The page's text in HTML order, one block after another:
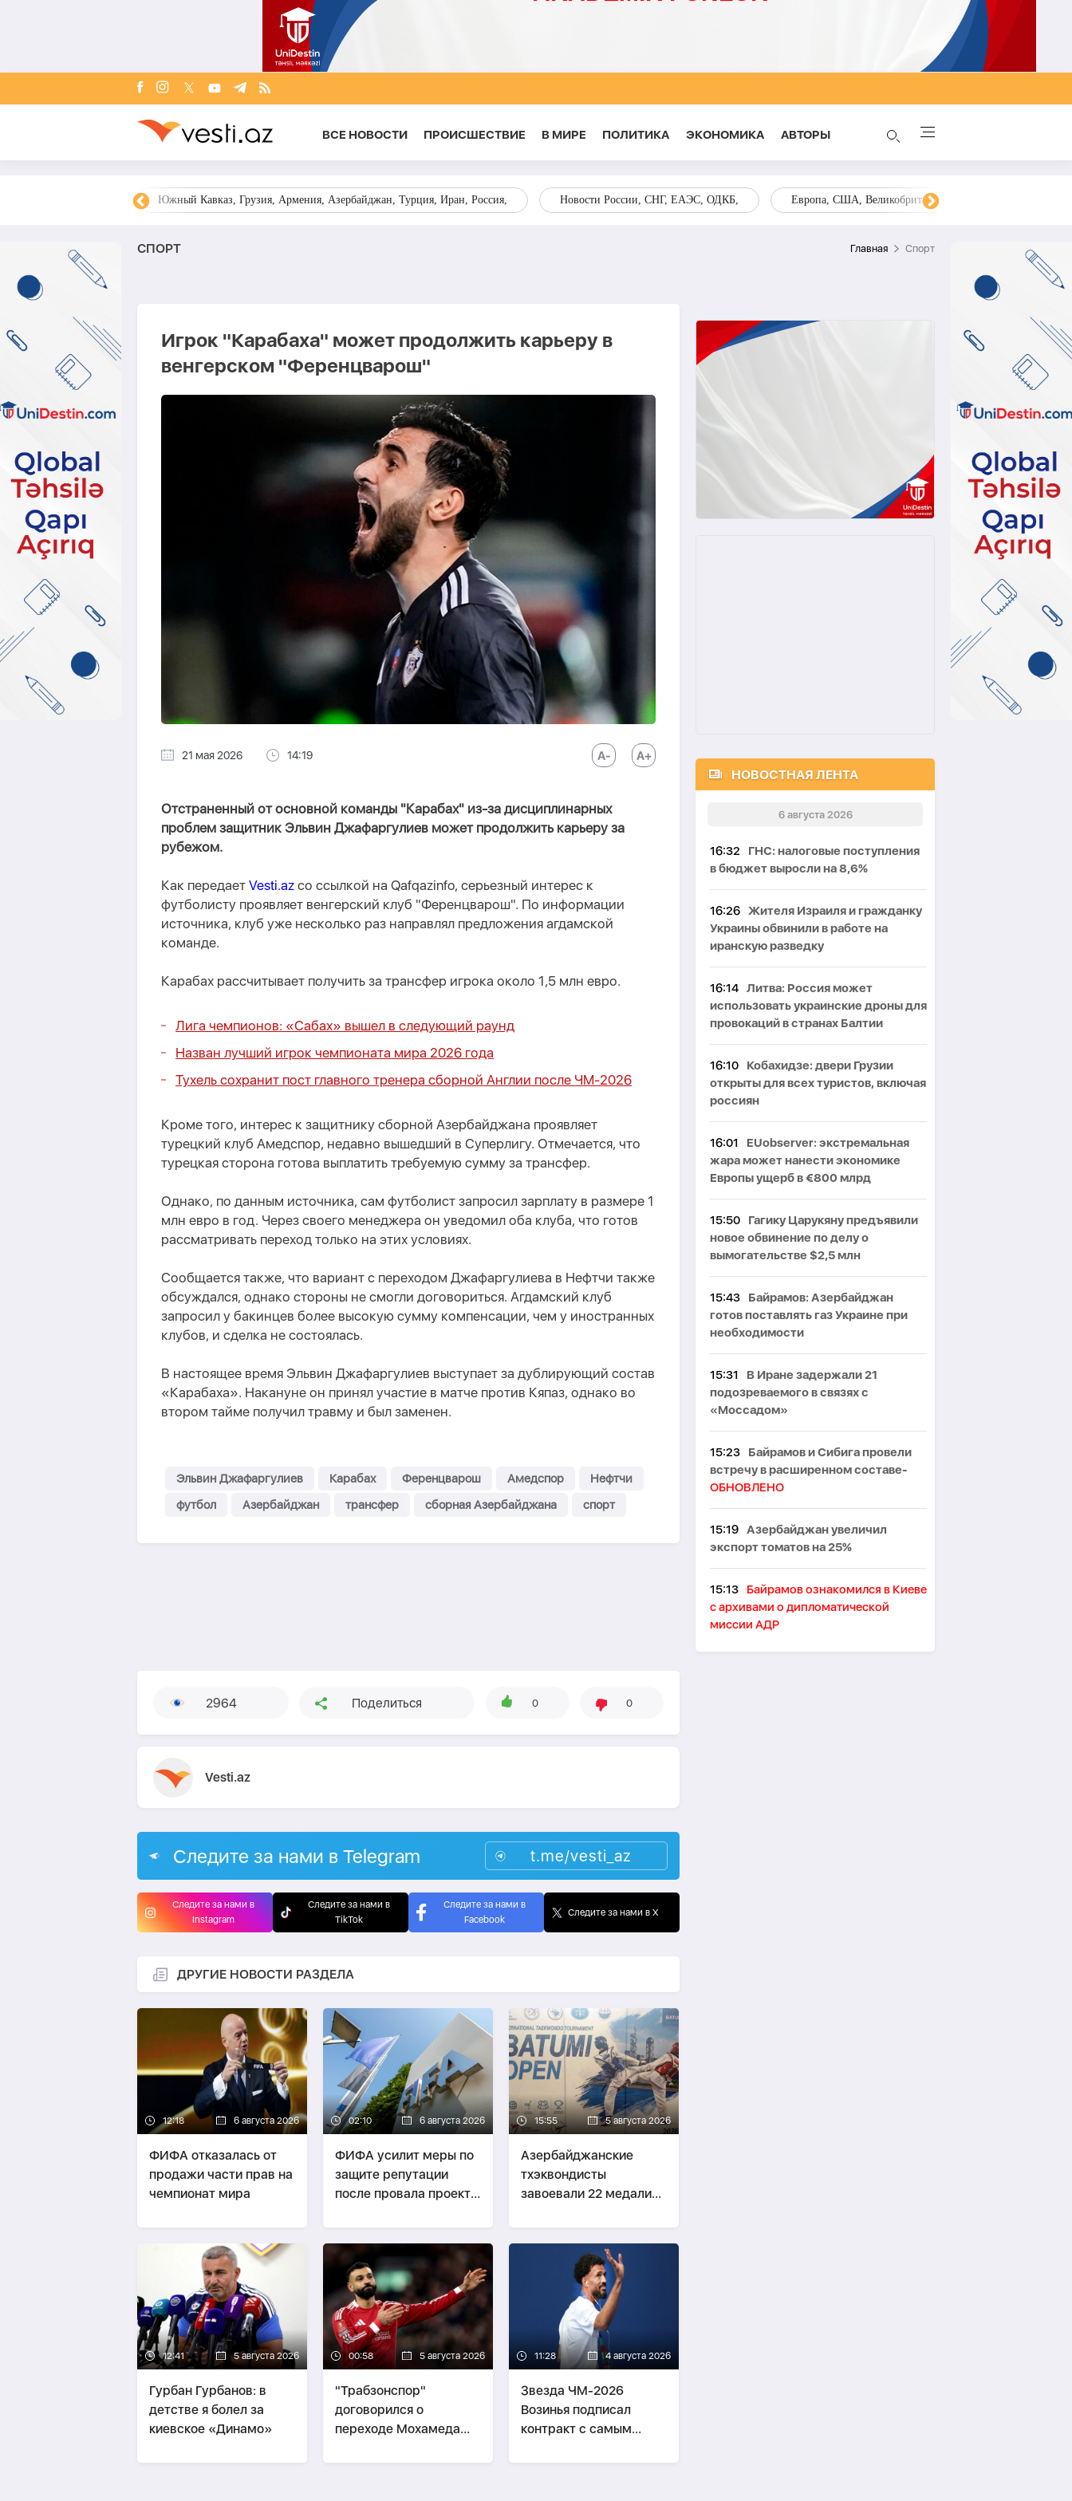
ВСЕ НОВОСТИ ПРОИСШЕСТВИЕ В МИРЕ ПОЛИТИКА ЭКОНОМИКА AВТОРЫ
Южный Кавказ, Грузия, Армения, Азербайджан, Турция, Иран, Россия, Новости России, СНГ, ЕАЭС, ОДКБ, Европа, США, Великобритания, Украина, Запад,
СПОРТ Главная Спорт
Игрок "Карабаха" может продолжить карьеру в
венгерском "Ференцварош"
21 мая 2026 14:19
Отстраненный от основной команды "Карабах" из-за дисциплинарных
проблем защитник Эльвин Джафаргулиев может продолжить карьеру за
рубежом.
Как передает Vesti.az со ссылкой на Qafqazinfo, серьезный интерес к
футболисту проявляет венгерский клуб "Ференцварош". По информации
источника, клуб уже несколько раз направлял предложения агдамской
команде.
Карабах рассчитывает получить за трансфер игрока около 1,5 млн евро.
Лига чемпионов: «Сабах» вышел в следующий раунд
Назван лучший игрок чемпионата мира 2026 года
Тухель сохранит пост главного тренера сборной Англии после ЧМ-2026
Кроме того, интерес к защитнику сборной Азербайджана проявляет
турецкий клуб Амедспор, недавно вышедший в Суперлигу. Отмечается, что
турецкая сторона готова выплатить требуемую сумму за трансфер.
Однако, по данным источника, сам футболист запросил зарплату в размере 1
млн евро в год. Через своего менеджера он уведомил оба клуба, что готов
рассматривать переход только на этих условиях.
Сообщается также, что вариант с переходом Джафаргулиева в Нефтчи также
обсуждался, однако стороны не смогли договориться. Агдамский клуб
запросил у бакинцев более высокую сумму компенсации, чем у иностранных
клубов, и сделка не состоялась.
В настоящее время Эльвин Джафаргулиев выступает за дублирующий состав
«Карабаха». Накануне он принял участие в матче против Кяпаз, однако во
втором тайме получил травму и был заменен.
Эльвин Джафаргулиев Карабах Ференцварош Амедспор
Нефтчи
футбол
Азербайджан трансфер сборная Азербайджана спорт
2964 Поделиться 0 0
Vesti.az
Следите за нами в Telegram t.me/vesti_az
Следите за нами в
Instagram
Следите за нами в
TikTok
Следите за нами в
Facebook
Следите за нами в X
ДРУГИЕ НОВОСТИ РАЗДЕЛА
12:18 6 августа 2026
ФИФА отказалась от
продажи части прав на
чемпионат мира
02:10 6 августа 2026
ФИФА усилит меры по
защите репутации
после провала проекта
15:55 5 августа 2026
Азербайджанские
тхэквондисты
завоевали 22 медали
12:41 5 августа 2026
Гурбан Гурбанов: в
детстве я болел за
киевское «Динамо»
00:58 5 августа 2026
"Трабзонспор"
договорился о
переходе Мохамеда
11:28 4 августа 2026
Звезда ЧМ-2026
Возинья подписал
контракт с самым
Чили
НОВОСТНАЯ ЛЕНТА
6 августа 2026
16:32
ГНС: налоговые поступления
в бюджет выросли на 8,6%
16:26 Жителя Израиля и гражданку
Украины обвинили в работе на
иранскую разведку
16:14 Литва: Россия может
использовать украинские дроны для
провокаций в странах Балтии
16:10
Кобахидзе: двери Грузии
открыты для всех туристов, включая
россиян
16:01
EUobserver: экстремальная
жара может нанести экономике
Европы ущерб в €800 млрд
15:50
Гагику Царукяну предъявили
новое обвинение по делу о
вымогательстве $2,5 млн
15:43
Байрамов: Азербайджан
готов поставлять газ Украине при
необходимости
15:31
В Иране задержали 21
подозреваемого в связях с
«Моссадом»
15:23
Байрамов и Сибига провели
встречу в расширенном составе-
ОБНОВЛЕНО
15:19 Азербайджан увеличил
экспорт томатов на 25%
15:13
Байрамов ознакомился в Киеве
с архивами о дипломатической
миссии АДР